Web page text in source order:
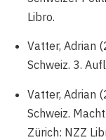
Libro.
Vatter, Adrian
Schweiz. 3.
Vatter, Adrian
Schweiz.
Zürich: NZZ